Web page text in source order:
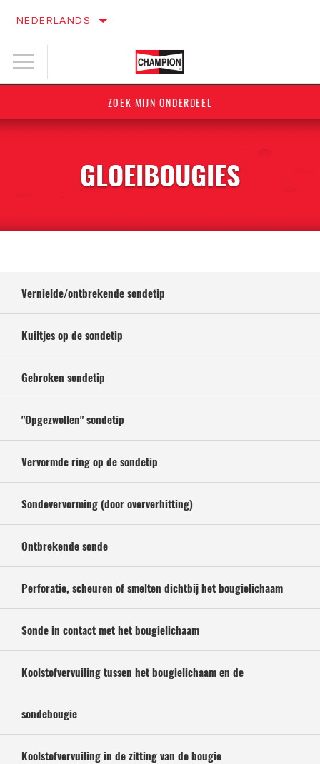
NEDERLANDS
ZOEK MIJN ONDERDEEL
GLOEIBOUGIES
Vernielde/ontbrekende sondetip
Kuiltjes op de sondetip
Gebroken sondetip
"Opgezwollen" sondetip
Vervormde ring op de sondetip
Sondevervorming (door oververhitting)
Ontbrekende sonde
Perforatie, scheuren of smelten dichtbij het bougielichaam
Sonde in contact met het bougielichaam
Koolstofvervuiling tussen het bougielichaam en de
sondebougie
Koolstofvervuiling in de zitting van de bougie